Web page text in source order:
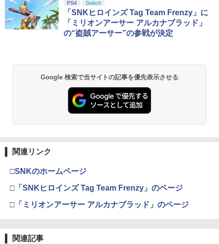
PS4 Switch
「SNKヒロインズ Tag Team Frenzy」に
「ミリオンアーサー アルカナブラッド」
の“盗賊アーサー”の参戦が決定
Google 検索で当サイトの記事を優先表示させる
関連リンク
□SNKのホームページ
□「SNKヒロインズ Tag Team Frenzy」のページ
□「ミリオンアーサー アルカナブラッド」のページ
関連記事